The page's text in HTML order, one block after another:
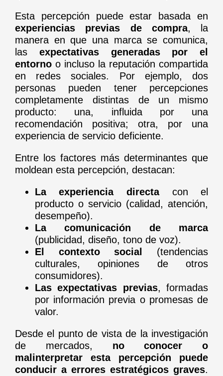
Esta percepción puede estar basada en
experiencias previas de compra, la
manera en que una marca se comunica,
las expectativas generadas por el
entornoo incluso la reputación compartida
en redes sociales. Por ejemplo, dos
personas pueden tener percepciones
completamente distintas de un mismo
producto: una, influida por una
recomendación positiva; otra, por una
experiencia de servicio deficiente.
Entre los factores más determinantes que
moldean esta percepción, destacan:
La experiencia directacon el
producto o servicio (calidad, atención,
desempeño).
La comunicación de marca
(publicidad, diseño, tono de voz).
El contexto social (tendencias
culturales, opiniones de otros
consumidores).
Las expectativas previas, formadas
por información previa o promesas de
valor.
Desde el punto de vista de la investigación
de mercados, no conocer o
malinterpretar esta percepción puede
conducir a errores estratégicos graves.